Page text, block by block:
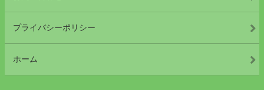
プライバシーポリシー
ホーム